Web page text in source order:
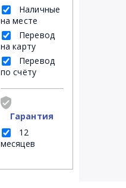
Наличные
на месте
Перевод
на карту
Перевод
по счёту
Гарантия
12
месяцев